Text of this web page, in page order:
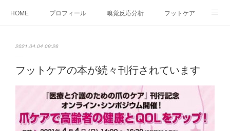
HOME プロフィール 嗅覚反応分析 フットケア
2021.04.04 09:26
フットケアの本が続々刊行されています